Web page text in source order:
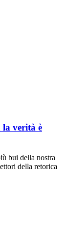
verità è
bui della nostra
della retorica